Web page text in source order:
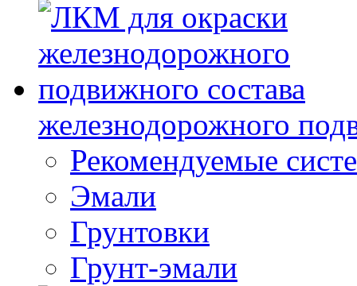
железнодорожного
Рекомендуемые
Эмали
Грунтовки
Грунт-эмали